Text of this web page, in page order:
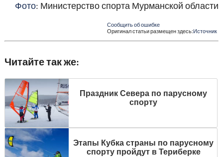
Фото: Министерство спорта Мурманской области
Сообщить об ошибке
Оригинал статьи размещен здесь:Источник
Читайте так же:
Праздник Севера по парусному
спорту
Этапы Кубка страны по парусному
спорту пройдут в Териберке